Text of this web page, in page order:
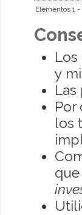
Elementos 1 -
y
los